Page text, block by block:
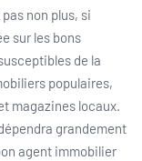
non plus, si
sur les bons
de la
populaires,
magazines locaux.
grandement
agent immobilier